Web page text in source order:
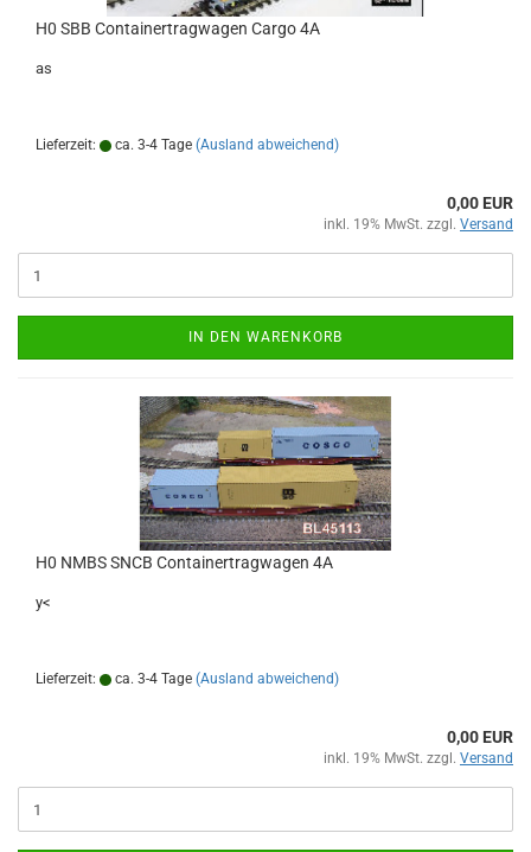
H0 SBB Containertragwagen Cargo 4A
as
Lieferzeit: ca. 3-4 Tage (Ausland abweichend)
0,00 EUR
inkl. 19% MwSt. zzgl. Versand
IN DEN WARENKORB
H0 NMBS SNCB Containertragwagen 4A
y<
Lieferzeit: ca. 3-4 Tage (Ausland abweichend)
0,00 EUR
inkl. 19% MwSt. zzgl. Versand